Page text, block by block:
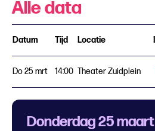
Alle data
Datum Tijd Locatie
Do 25 mrt 14:00 Theater Zuidplein
Donderdag 25 maart